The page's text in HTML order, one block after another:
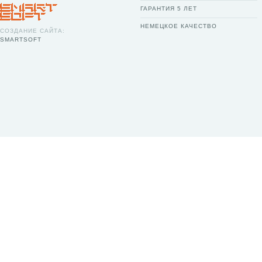
СОЗДАНИЕ САЙТА:
SMARTSOFT
ГАРАНТИЯ 5 ЛЕТ
НЕМЕЦКОЕ КАЧЕСТВО